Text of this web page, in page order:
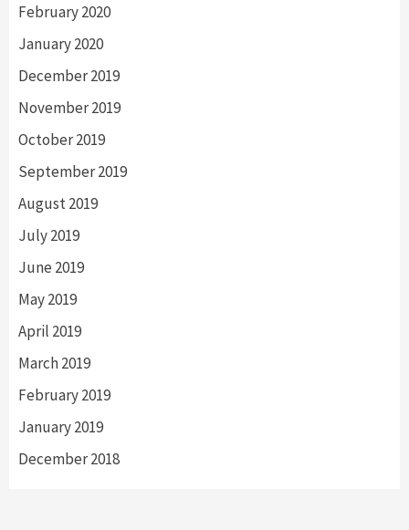
February 2020
January 2020
December 2019
November 2019
October 2019
September 2019
August 2019
July 2019
June 2019
May 2019
April 2019
March 2019
February 2019
January 2019
December 2018